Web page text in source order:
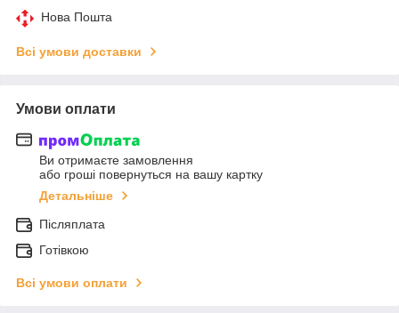
Нова Пошта
Всі умови доставки
Умови оплати
Ви отримаєте замовлення
або гроші повернуться на вашу картку
Детальніше
Післяплата
Готівкою
Всі умови оплати